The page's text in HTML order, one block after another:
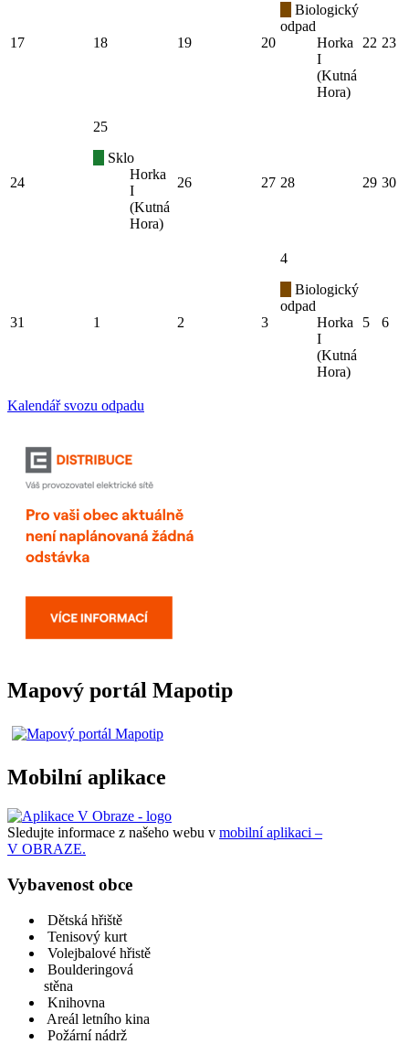
17 18 19 20
Biologický
odpad
Horka
I
(Kutná
Hora)
22 23
24
25
Sklo
Horka
I
(Kutná
Hora)
26 27 28 29 30
31 1 2 3
4
Biologický
odpad
Horka
I
(Kutná
Hora)
5 6
Kalendář svozu odpadu
Mapový portál Mapotip
Mobilní aplikace
Sledujte informace z našeho webu v mobilní aplikaci –
V OBRAZE.
Vybavenost obce
Dětská hřiště
Tenisový kurt
Volejbalové hřistě
Boulderingová
stěna
Knihovna
Areál letního kina
Požární nádrž